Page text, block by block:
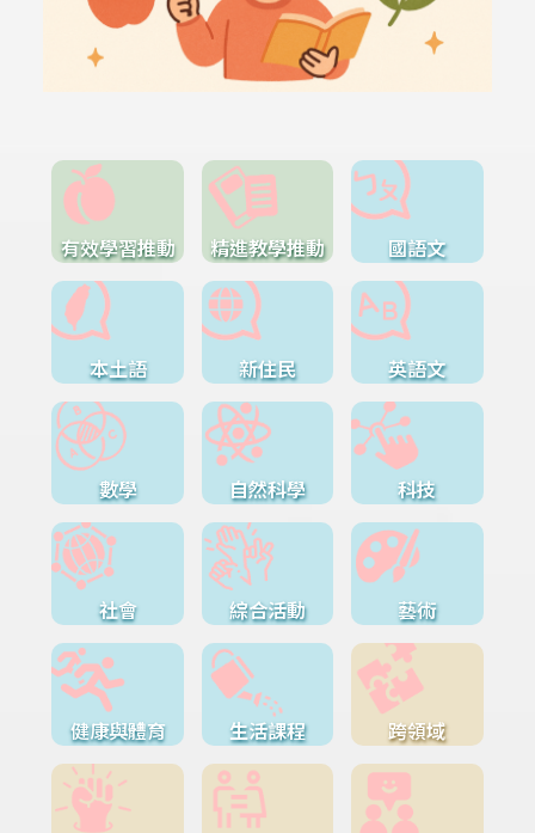
有效學習推動 精進教學推動 國語文
本土語 新住民 英語文
數學 自然科學 科技
社會 綜合活動 藝術
健康與體育 生活課程 跨領域